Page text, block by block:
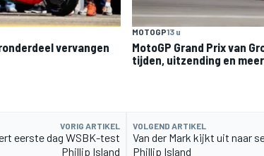
vervangen
MOTOGP13 u
MotoGP Grand Prix van
tijden, uitzending en meer
VORIG ARTIKEL
eerste dag WSBK-test
Phillip Island
VOLGEND ARTIKEL
Van der Mark kijkt uit naar
Phillip Island